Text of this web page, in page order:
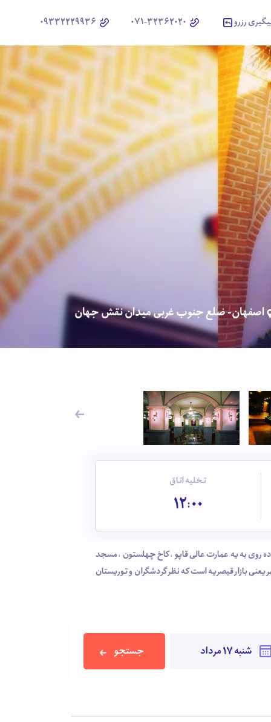
رزرو
اصفهان- ضلع جنوب غربی میدان نقش جهان
شهر یعنی میدان نقش جهان که به دوره صفوی برمیگردد قرار گرفته . مهمانان میتوانند با 2 دقیقه پیاده روی به یه عمارت عالی قاپو ، کاخ چهلستون ، مسجد
بازار قیصریه است که نظر گردشگران و توریستان
تخلیه اتاق
12:00
جستجو